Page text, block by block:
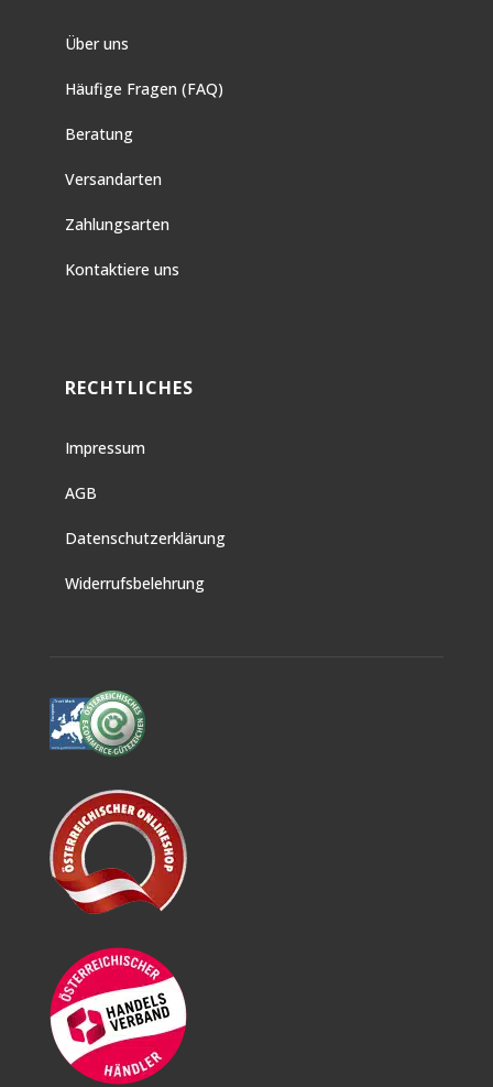
Über uns
Häufige Fragen (FAQ)
Beratung
Versandarten
Zahlungsarten
Kontaktiere uns
RECHTLICHES
Impressum
AGB
Datenschutzerklärung
Widerrufsbelehrung